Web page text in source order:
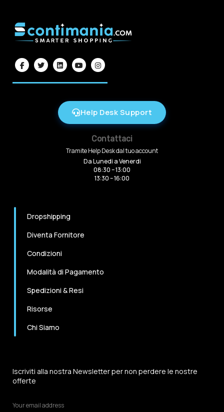
Help Desk Support
Contattaci
Tramite Help Desk dal tuo account
Da Lunedi a Venerdi
08:30 – 13:00
13:30 – 16:00
Dropshipping
Diventa Fornitore
Condizioni
Modalità di Pagamento
Spedizioni & Resi
Risorse
Chi Siamo
Iscriviti alla nostra Newsletter per non perdere le nostre
offerte